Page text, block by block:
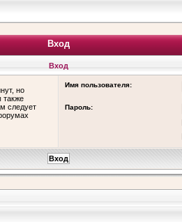
Вход
Вход
но
также
следует
Имя пользователя:
Пароль: